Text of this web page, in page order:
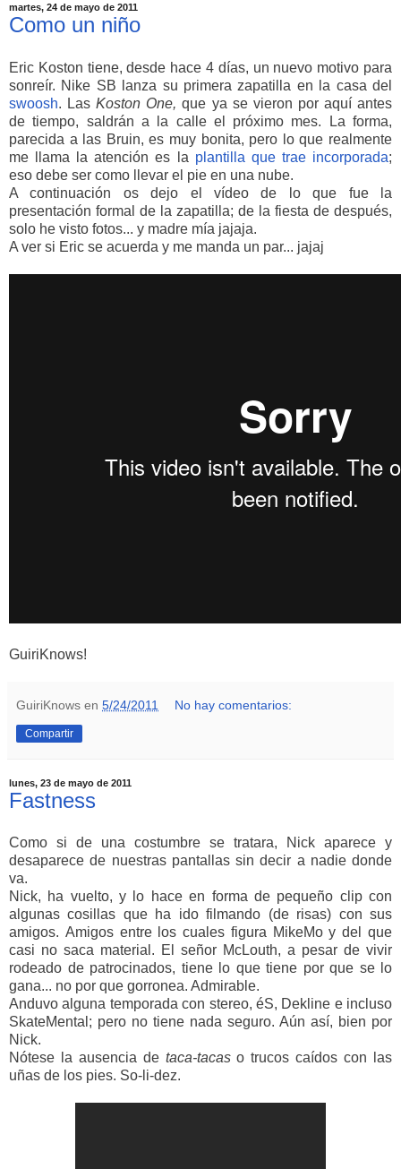
martes, 24 de mayo de 2011
Como un niño
Eric Koston tiene, desde hace 4 días, un nuevo motivo para
sonreír. Nike SB lanza su primera zapatilla en la casa del
swoosh. LasKoston One,que ya se vieron por aquí antes
de tiempo, saldrán a la calle el próximo mes. La forma,
parecida a las Bruin, es muy bonita, pero lo que realmente
me llama la atención es la plantilla que trae incorporada;
eso debe ser como llevar el pie en una nube.
A continuación os dejo el vídeo de lo que fue la
presentación formal de la zapatilla; de la fiesta de después,
solo he visto fotos... y madre mía jajaja.
A ver si Eric se acuerda y me manda un par... jajaj
GuiriKnows!
GuiriKnows en 5/24/2011 No hay comentarios:
Compartir
lunes, 23 de mayo de 2011
Fastness
Como si de una costumbre se tratara, Nick aparece y
desaparece de nuestras pantallas sin decir a nadie donde
va.
Nick, ha vuelto, y lo hace en forma de pequeño clip con
algunas cosillas que ha ido filmando (de risas) con sus
amigos. Amigos entre los cuales figura MikeMo y del que
casi no saca material. El señor McLouth, a pesar de vivir
rodeado de patrocinados, tiene lo que tiene por que se lo
gana... no por que gorronea. Admirable.
Anduvo alguna temporada con stereo, éS, Dekline e incluso
SkateMental; pero no tiene nada seguro. Aún así, bien por
Nick.
Nótese la ausencia de taca-tacaso trucos caídos con las
uñas de los pies. So-li-dez.